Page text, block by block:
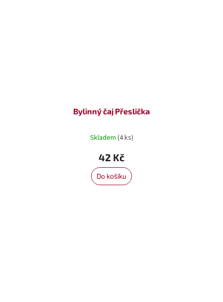
Bylinný čaj Přeslička
Skladem (4 ks)
42 Kč
Do košíku